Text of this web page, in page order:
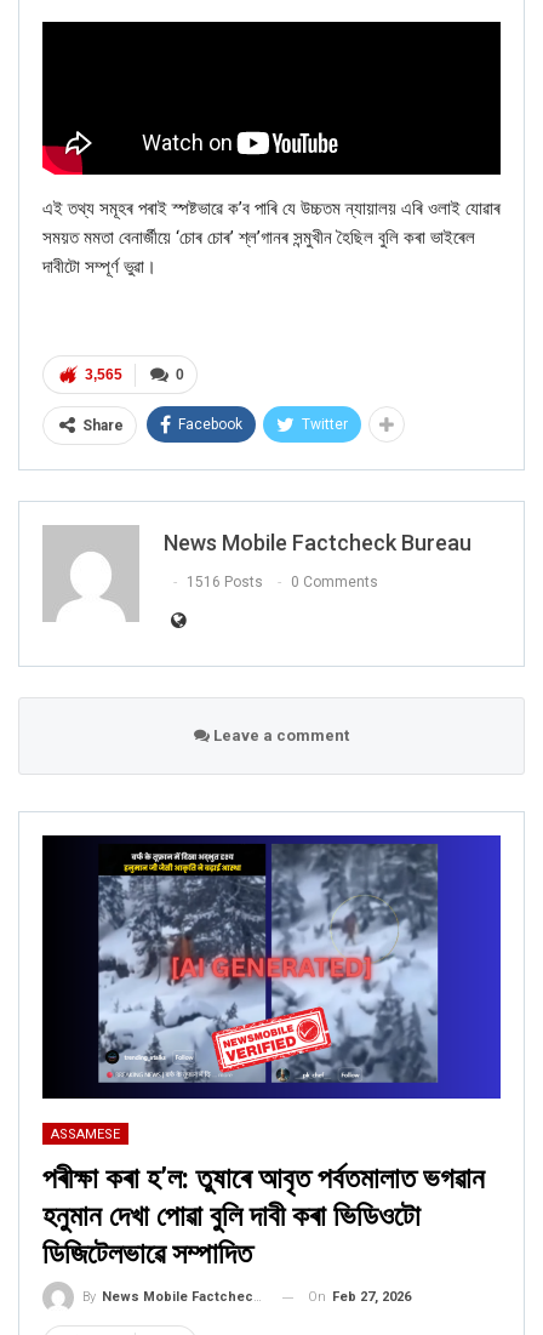
এই তথ্য সমূহৰ পৰাই স্পষ্টভাৱে ক’ব পাৰি যে উচ্চতম ন্যায়ালয় এৰি ওলাই যোৱাৰ
সময়ত মমতা বেনাৰ্জীয়ে ‘চোৰ চোৰ’ শ্ল’গানৰ সন্মুখীন হৈছিল বুলি কৰা ভাইৰেল
দাবীটো সম্পূৰ্ণ ভুৱা।
0
3,565
Share Facebook Twitter
News Mobile Factcheck Bureau
1516 Posts 0 Comments
Leave a comment
ASSAMESE
পৰীক্ষা কৰা হ’ল: তুষাৰে আবৃত পৰ্বতমালাত ভগৱান
হনুমান দেখা পোৱা বুলি দাবী কৰা ভিডিওটো
ডিজিটেলভাৱে সম্পাদিত
By News Mobile Factcheck Bureau On Feb 27, 2026